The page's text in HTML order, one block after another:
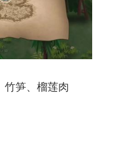
竹笋、榴莲肉